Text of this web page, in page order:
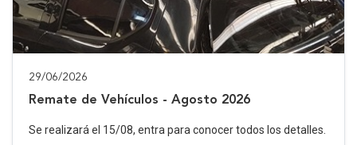
29/06/2026
Remate de Vehículos - Agosto 2026
Se realizará el 15/08, entra para conocer todos los detalles.